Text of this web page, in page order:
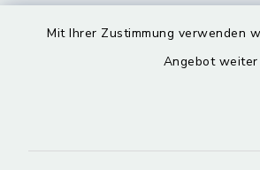
Mit Ihrer Zustimmung verwenden
Angebot
Kontaktdaten